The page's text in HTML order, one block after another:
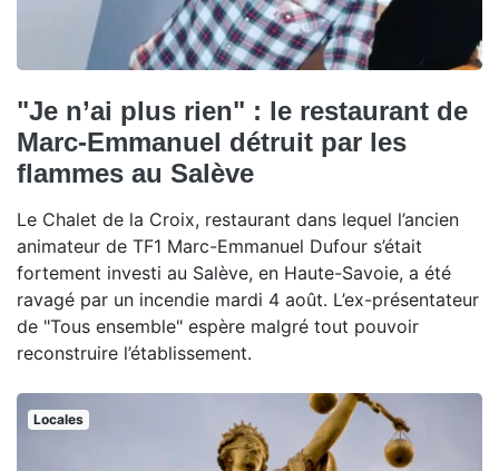
"Je n’ai plus rien" : le restaurant de
Marc-Emmanuel détruit par les
flammes au Salève
Le Chalet de la Croix, restaurant dans lequel l’ancien
animateur de TF1 Marc-Emmanuel Dufour s’était
fortement investi au Salève, en Haute-Savoie, a été
ravagé par un incendie mardi 4 août. L’ex-présentateur
de "Tous ensemble" espère malgré tout pouvoir
reconstruire l’établissement.
Locales